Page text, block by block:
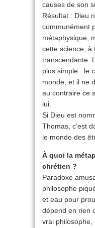
causes de son
Résultat : Dieu
communément
métaphysique,
cette science, à
transcendante.
plus simple : le
monde, et il ne
au contraire ce
lui.
Si Dieu est
Thomas, c’est
le monde des
À quoi la
chrétien ?
Paradoxe
philosophe
et eau pour
dépend en rien
vrai